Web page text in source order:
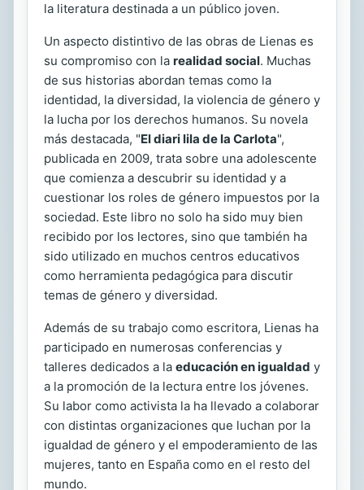
la literatura destinada a un público joven.
Un aspecto distintivo de las obras de Lienas es
su compromiso con la realidad social. Muchas
de sus historias abordan temas como la
identidad, la diversidad, la violencia de género y
la lucha por los derechos humanos. Su novela
más destacada, "El diari lila de la Carlota",
publicada en 2009, trata sobre una adolescente
que comienza a descubrir su identidad y a
cuestionar los roles de género impuestos por la
sociedad. Este libro no solo ha sido muy bien
recibido por los lectores, sino que también ha
sido utilizado en muchos centros educativos
como herramienta pedagógica para discutir
temas de género y diversidad.
Además de su trabajo como escritora, Lienas ha
participado en numerosas conferencias y
talleres dedicados a la educación en igualdad y
a la promoción de la lectura entre los jóvenes.
Su labor como activista la ha llevado a colaborar
con distintas organizaciones que luchan por la
igualdad de género y el empoderamiento de las
mujeres, tanto en España como en el resto del
mundo.